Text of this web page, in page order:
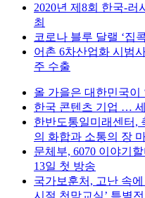
2020년 제8회 한국-러
최
코로나 블루 달랠 ‘집
어촌 6차산업화 시범
주 수출
올 가을은 대한민국이
한국 콘텐츠 기업 …
한반도통일미래센터,
의 화합과 소통의 장
문체부, 6070 이야기
13일 첫 방송
국가보훈처, 고난 속
시절 천막교실’ 특별전